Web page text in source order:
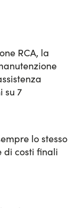
corsia
RCA, la
su 7
lo stesso
di costi finali